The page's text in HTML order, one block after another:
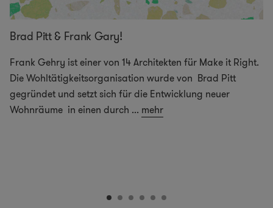
Brad Pitt & Frank Gary!
Frank Gehry ist einer von 14 Architekten für Make it Right.
Die Wohltätigkeitsorganisation wurde von Brad Pitt
gegründet und setzt sich für die Entwicklung neuer
Wohnräume in einen durch ... mehr